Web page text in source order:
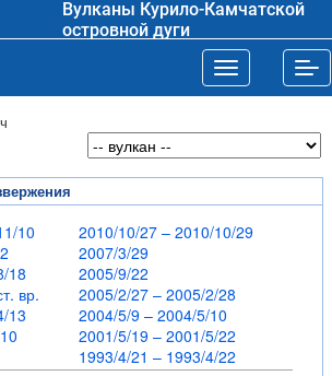
Вулканы Курило-Камчатской
островной дуги
Toggle
10
18
вр.
13
2010/10/27 – 2010/10/29
2007/3/29
2005/9/22
2005/2/27 – 2005/2/28
2004/5/9 – 2004/5/10
2001/5/19 – 2001/5/22
1993/4/21 – 1993/4/22